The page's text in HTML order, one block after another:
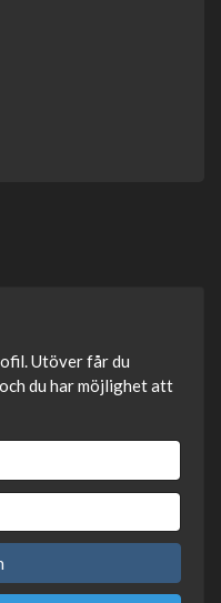
Utöver får du
du har möjlighet att